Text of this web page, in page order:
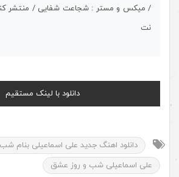
/ میکس و مستر : شجاعت شفایی / منتشر
نت
دانلود با لینک مستقیم
دانلود اهنگ جدید علی اسماعیلی بنام
علی اسماعیلی شب و روز عشق